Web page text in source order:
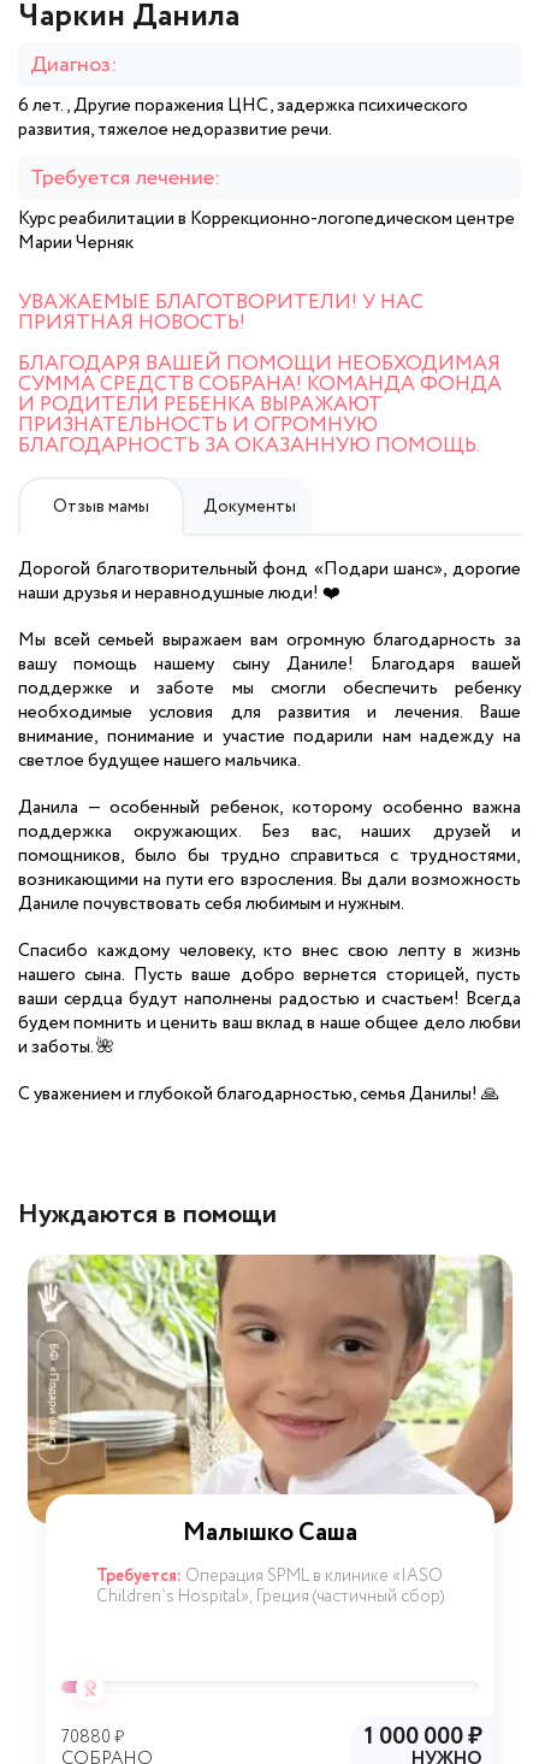
Чаркин Данила
Диагноз:
6 лет., Другие поражения ЦНС, задержка психического
развития, тяжелое недоразвитие речи.
Требуется лечение:
Курс реабилитации в Коррекционно-логопедическом центре
Марии Черняк
УВАЖАЕМЫЕ БЛАГОТВОРИТЕЛИ! У НАС
ПРИЯТНАЯ НОВОСТЬ!
БЛАГОДАРЯ ВАШЕЙ ПОМОЩИ НЕОБХОДИМАЯ
СУММА СРЕДСТВ СОБРАНА! КОМАНДА ФОНДА
И РОДИТЕЛИ РЕБЕНКА ВЫРАЖАЮТ
ПРИЗНАТЕЛЬНОСТЬ И ОГРОМНУЮ
БЛАГОДАРНОСТЬ ЗА ОКАЗАННУЮ ПОМОЩЬ.
Отзыв мамы Документы
Дорогой благотворительный фонд «Подари шанс», дорогие
наши друзья и неравнодушные люди! ❤️
Мы всей семьей выражаем вам огромную благодарность за
вашу помощь нашему сыну Даниле! Благодаря вашей
поддержке и заботе мы смогли обеспечить ребенку
необходимые условия для развития и лечения. Ваше
внимание, понимание и участие подарили нам надежду на
светлое будущее нашего мальчика.
Данила — особенный ребенок, которому особенно важна
поддержка окружающих. Без вас, наших друзей и
помощников, было бы трудно справиться с трудностями,
возникающими на пути его взросления. Вы дали возможность
Даниле почувствовать себя любимым и нужным.
Спасибо каждому человеку, кто внес свою лепту в жизнь
нашего сына. Пусть ваше добро вернется сторицей, пусть
ваши сердца будут наполнены радостью и счастьем! Всегда
будем помнить и ценить ваш вклад в наше общее дело любви
и заботы.🌺
С уважением и глубокой благодарностью, семья Данилы! 🙏
Нуждаются в помощи
Малышко Саша
Требуется: Операция SPML в клинике «IASO
Children`s Hospital», Греция (частичный сбор)
70880 ₽
СОБРАНО
1 000 000 ₽
НУЖНО